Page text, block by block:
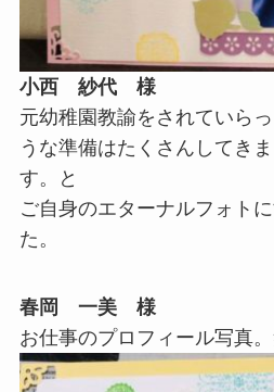
小西 紗代 様
元幼稚園教諭をされていら
うな準備はたくさんしてき
す。と
ご自身のエターナルフォト
た。
春岡 一美 様
お仕事のプロフィール写真